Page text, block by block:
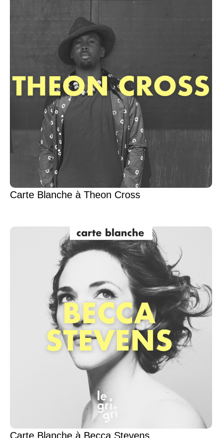
Carte Blanche à Theon Cross
Carte Blanche à Becca Stevens